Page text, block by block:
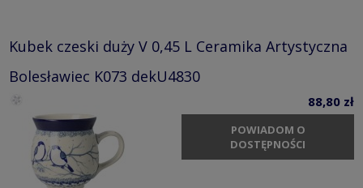
Kubek czeski duży V 0,45 L Ceramika Artystyczna
Bolesławiec K073 dekU4830
88,80 zł
POWIADOM O
DOSTĘPNOŚCI